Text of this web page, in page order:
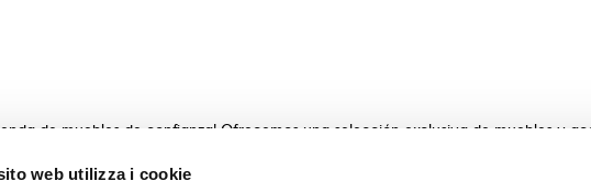
web utilizza i cookie
de muebles de confianza! Ofrecemos una selección exclusiva de muebles y
con un diseño innovador y una comodidad sin iguales. Descubre nuestras